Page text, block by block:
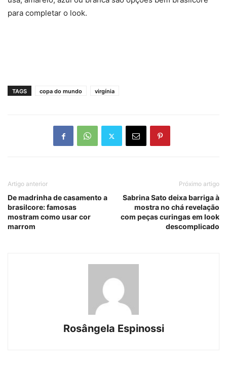
para completar o look.
TAGS copa do mundo virgínia
Artigo anterior
De madrinha de casamento a
brasilcore: famosas
mostram como usar cor
marrom
Próximo artigo
Sabrina Sato deixa barriga à
mostra no chá revelação
com peças curingas em look
descomplicado
Rosângela Espinossi